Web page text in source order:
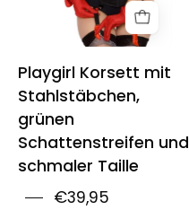
Playgirl Korsett mit
Stahlstäbchen,
grünen
Schattenstreifen und
schmaler Taille
€39,95